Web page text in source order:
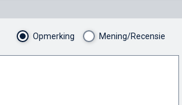
Opmerking Mening/Recensie